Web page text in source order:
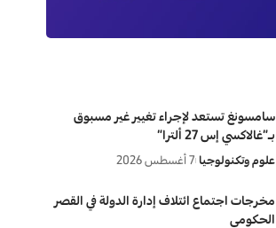
سامسونغ تستعد لإجراء تغيير غير مسبوق
بـ”غالاكسي إس 27 ألترا”
علوم وتكنولوجيا 7 أغسطس 2026
مخرجات اجتماع ائتلاف إدارة الدولة في القصر
الحكومي